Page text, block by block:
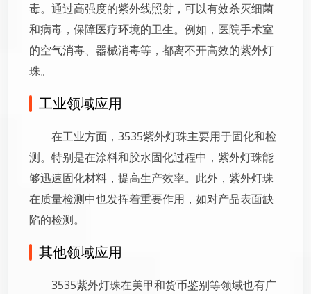
毒。通过高强度的紫外线照射，可以有效杀灭细菌
和病毒，保障医疗环境的卫生。例如，医院手术室
的空气消毒、器械消毒等，都离不开高效的紫外灯
珠。
工业领域应用
在工业方面，3535紫外灯珠主要用于固化和检
测。特别是在涂料和胶水固化过程中，紫外灯珠能
够迅速固化材料，提高生产效率。此外，紫外灯珠
在质量检测中也发挥着重要作用，如对产品表面缺
陷的检测。
其他领域应用
3535紫外灯珠在美甲和货币鉴别等领域也有广